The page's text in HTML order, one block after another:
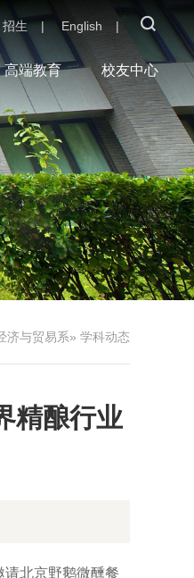
招生 | English |
高端教育 校友中心
济与贸易系» 学科动态
精酿行业
北京野鹅微醺餐